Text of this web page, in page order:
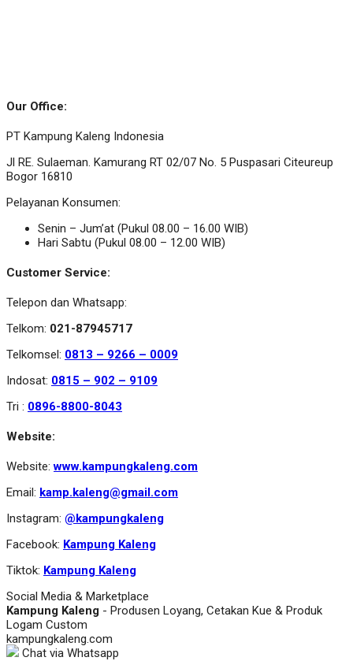
Our Office:
PT Kampung Kaleng Indonesia
Jl RE. Sulaeman. Kamurang RT 02/07 No. 5 Puspasari Citeureup
Bogor 16810
Pelayanan Konsumen:
Senin – Jum’at (Pukul 08.00 – 16.00 WIB)
Hari Sabtu (Pukul 08.00 – 12.00 WIB)
Customer Service:
Telepon dan Whatsapp:
Telkom: 021-87945717
Telkomsel: 0813 – 9266 – 0009
Indosat: 0815 – 902 – 9109
Tri : 0896-8800-8043
Website:
Website:www.kampungkaleng.com
Email: kamp.kaleng@gmail.com
Instagram: @kampungkaleng
Facebook: Kampung Kaleng
Tiktok: Kampung Kaleng
Social Media & Marketplace
Kampung Kaleng - Produsen Loyang, Cetakan Kue & Produk
Logam Custom
kampungkaleng.com
Chat via Whatsapp